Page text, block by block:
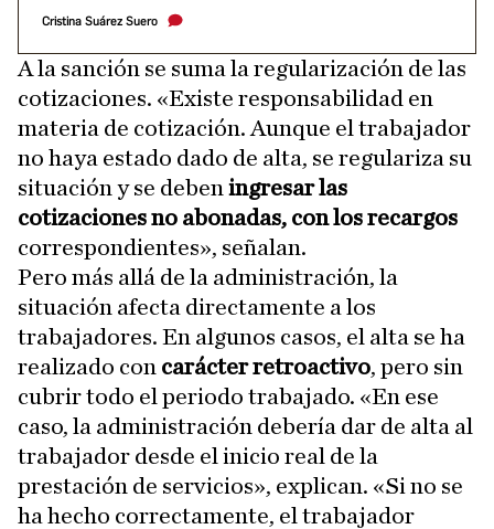
Cristina Suárez Suero
A la sanción se suma la regularización de las
cotizaciones. «Existe responsabilidad en
materia de cotización. Aunque el trabajador
no haya estado dado de alta, se regulariza su
situación y se deben ingresar las
cotizaciones no abonadas, con los recargos
correspondientes», señalan.
Pero más allá de la administración, la
situación afecta directamente a los
trabajadores. En algunos casos, el alta se ha
realizado con carácter retroactivo, pero sin
cubrir todo el periodo trabajado. «En ese
caso, la administración debería dar de alta al
trabajador desde el inicio real de la
prestación de servicios», explican. «Si no se
ha hecho correctamente, el trabajador